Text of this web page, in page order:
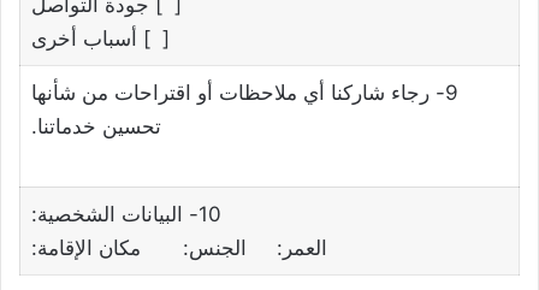
[ ] أسباب أخرى
9- رجاء شاركنا أي ملاحظات أو اقتراحات من شأنها
تحسين خدماتنا.
10- البيانات الشخصية:
العمر: الجنس: مكان الإقامة: